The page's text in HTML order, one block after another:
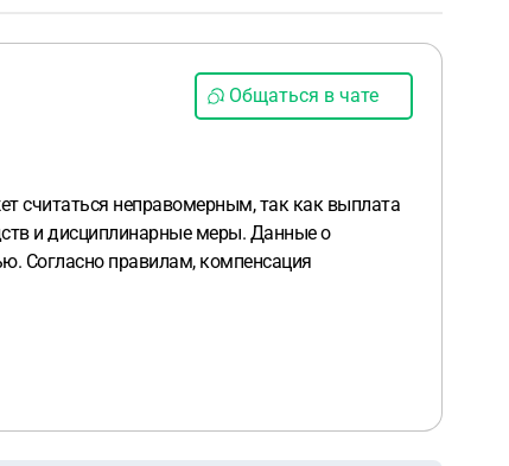
Общаться в чате
считаться неправомерным, так как выплата
и дисциплинарные меры. Данные о
Согласно правилам, компенсация